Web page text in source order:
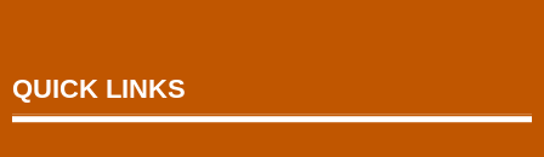
QUICK LINKS